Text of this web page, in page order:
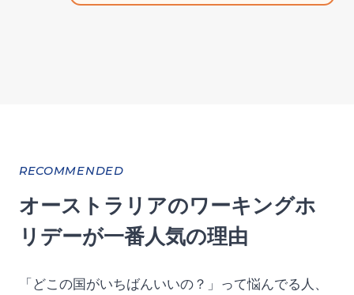
RECOMMENDED
オーストラリアのワーキングホ
リデーが一番人気の理由
「どこの国がいちばんいいの？」って悩んでる人、